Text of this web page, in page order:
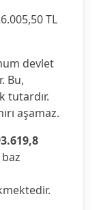
TL
devlet
Bu,
tutardır.
aşamaz.